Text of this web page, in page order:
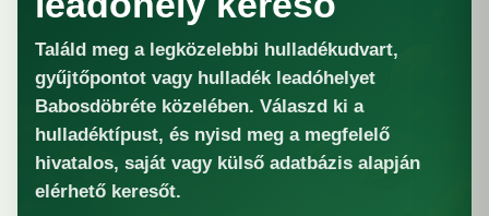
Találd meg a legközelebbi hulladékudvart,
gyűjtőpontot vagy hulladék leadóhelyet
Babosdöbréte közelében. Válaszd ki a
hulladéktípust, és nyisd meg a megfelelő
hivatalos, saját vagy külső adatbázis alapján
elérhető keresőt.